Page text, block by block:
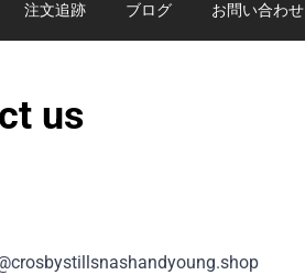
注文追跡 ブログ お問い合わせ
us